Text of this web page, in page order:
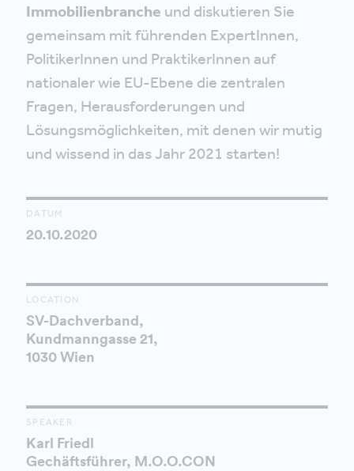
Immobilienbranche und diskutieren Sie
gemeinsam mit führenden ExpertInnen,
PolitikerInnen und PraktikerInnen auf
nationaler wie EU-Ebene die zentralen
Fragen, Herausforderungen und
Lösungsmöglichkeiten, mit denen wir mutig
und wissend in das Jahr 2021 starten!‍
DATUM
20.10.2020
LOCATION
SV-Dachverband,
Kundmanngasse 21,
1030 Wien
SPEAKER
Karl Friedl
Gechäftsführer, M.O.O.CON